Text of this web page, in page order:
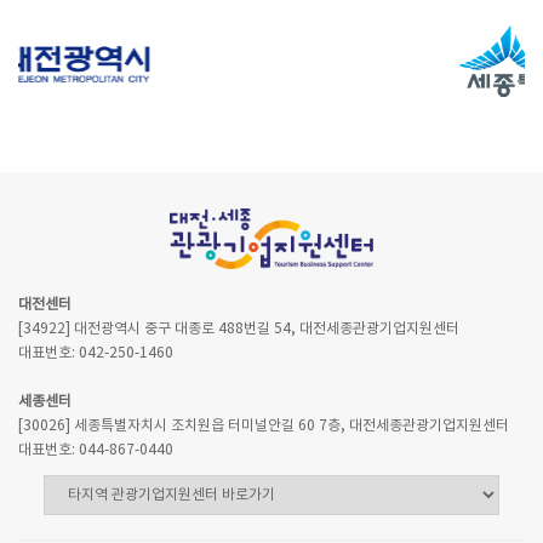
대전센터
[34922] 대전광역시 중구 대종로 488번길 54, 대전세종관광기업지원센터
대표번호: 042-250-1460
세종센터
[30026] 세종특별자치시 조치원읍 터미널안길 60 7층, 대전세종관광기업지원센터
대표번호: 044-867-0440